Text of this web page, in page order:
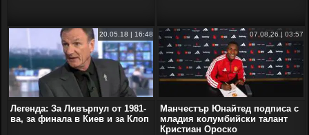
20.05.18 | 16:48
Легенда: За Ливърпул от 1981-
ва, за финала в Киев и за Клоп
07.08.26 | 03:57
Манчестър Юнайтед подписа с
младия колумбийски талант
Кристиан Ороско